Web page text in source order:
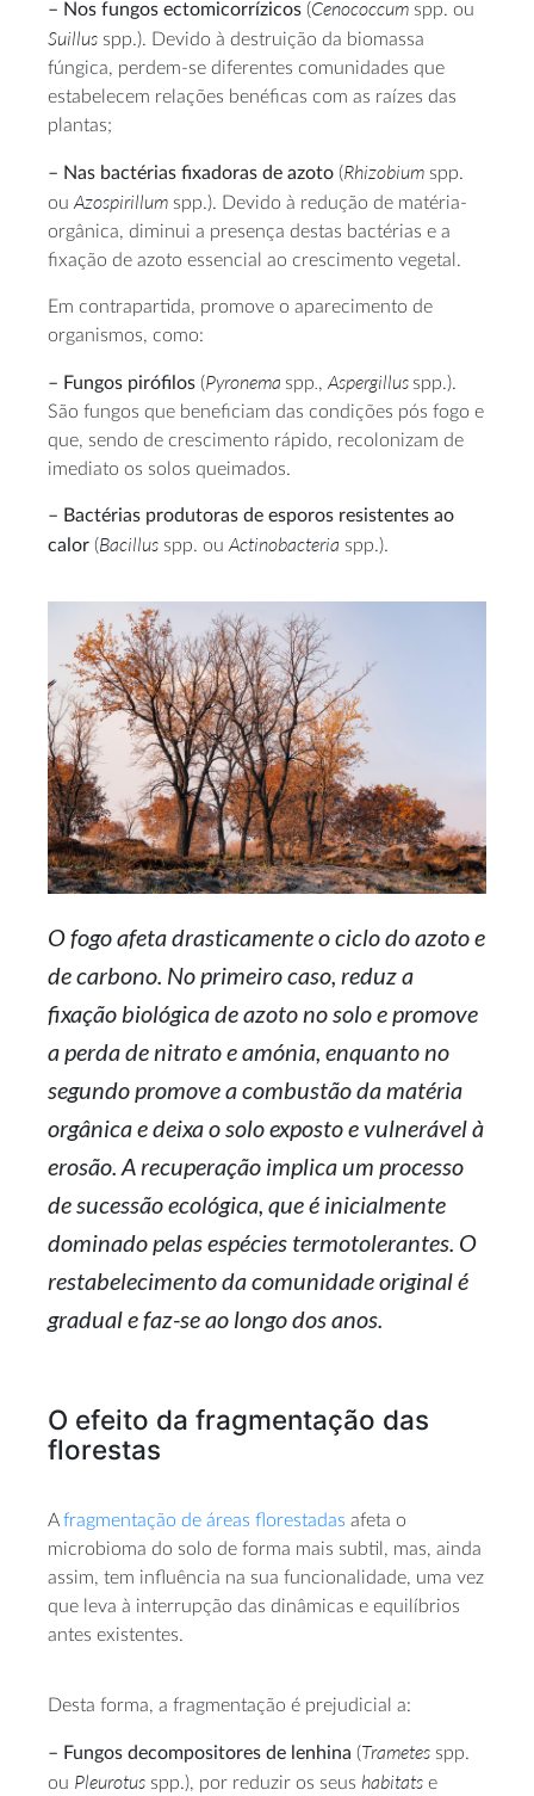
– Nos fungos ectomicorrízicos (Cenococcum spp. ou
Suillus spp.). Devido à destruição da biomassa
fúngica, perdem-se diferentes comunidades que
estabelecem relações benéficas com as raízes das
plantas;
– Nas bactérias fixadoras de azoto (Rhizobium spp.
ou Azospirillum spp.). Devido à redução de matéria-
orgânica, diminui a presença destas bactérias e a
fixação de azoto essencial ao crescimento vegetal.
Em contrapartida, promove o aparecimento de
organismos, como:
– Fungos pirófilos (Pyronema spp , Aspergillus spp.).
São fungos que beneficiam das condições pós fogo e
que, sendo de crescimento rápido, recolonizam de
imediato os solos queimados.
– Bactérias produtoras de esporos resistentes ao
calor (Bacillus spp. ou Actinobacteria spp.).
O fogo afeta drasticamente o ciclo do azoto e
de carbono. No primeiro caso, reduz a
fixação biológica de azoto no solo e promove
a perda de nitrato e amónia, enquanto no
segundo promove a combustão da matéria
orgânica e deixa o solo exposto e vulnerável à
erosão. A recuperação implica um processo
de sucessão ecológica, que é inicialmente
dominado pelas espécies termotolerantes. O
restabelecimento da comunidade original é
gradual e faz-se ao longo dos anos.
O efeito da fragmentação das
florestas
Afragmentação de áreas florestadas afeta o
microbioma do solo de forma mais subtil, mas, ainda
assim, tem influência na sua funcionalidade, uma vez
que leva à interrupção das dinâmicas e equilíbrios
antes existentes.
Desta forma, a fragmentação é prejudicial a:
– Fungos decompositores de lenhina (Trametes spp.
ou Pleurotus spp.), por reduzir os seus habitats e